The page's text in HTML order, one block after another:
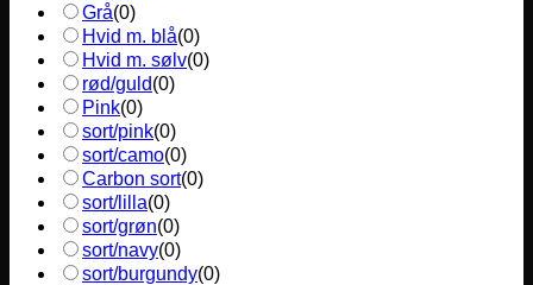
Grå(0)
Hvid m. blå(0)
Hvid m. sølv(0)
rød/guld(0)
Pink(0)
sort/pink(0)
sort/camo(0)
Carbon sort(0)
sort/lilla(0)
sort/grøn(0)
sort/navy(0)
sort/burgundy(0)